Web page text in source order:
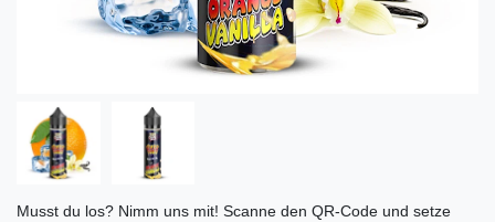
Musst du los? Nimm uns mit! Scanne den QR-Code und setze